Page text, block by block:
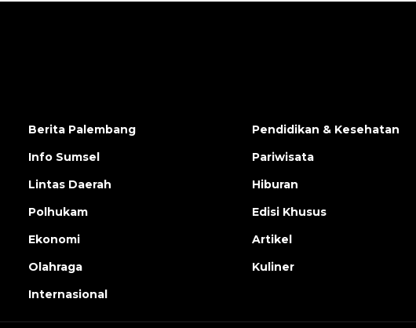
Berita Palembang
Info Sumsel
Lintas Daerah
Polhukam
Ekonomi
Olahraga
Internasional
Pendidikan & Kesehatan
Pariwisata
Hiburan
Edisi Khusus
Artikel
Kuliner